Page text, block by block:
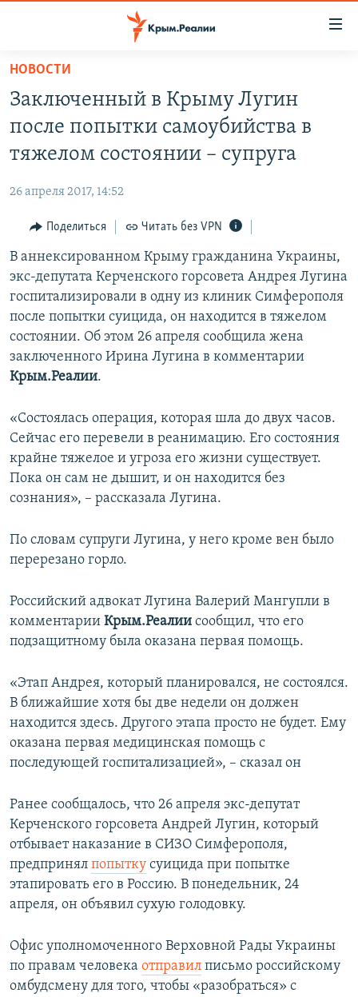
Вернуться
основному
содержанию
главной
навигации
Вернутся
поиску
11 ЛЕТ ОККУПАЦИИ КРЫМА. 11 ИСТОРИЙ СОПРОТИВЛЕНИЯ
ЕЩЕ
ИНТЕРАКТИВ
ИНФОГРАФИКА
ТЕЛЕПРОЕКТ КРЫМ.РЕАЛИИ
СОВЕТЫ ПРАВОЗАЩИТНИКОВ
ПРОПАВШИЕ БЕЗ ВЕСТИ
ПОБЕДИТЕЛЕЙ НЕ СУДЯТ?
ELIFBE
УКРАИНСКАЯ ПРОБЛЕМА КРЫМА
РАДІО СВОБОДА
КАК ОБОЙТИ БЛОКИРОВКУ
Українською
ПРИСОЕДИНЯЙТЕСЬ!
Все сайты RFE/RL
НОВОСТИ
Заключенный в Крыму Лугин
после попытки самоубийства в
тяжелом состоянии – супруга
26 апреля 2017, 14:52
Поделиться Читать без VPN
В аннексированном Крыму гражданина Украины,
экс-депутата Керченского горсовета Андрея Лугина
госпитализировали в одну из клиник Симферополя
после попытки суицида, он находится в тяжелом
состоянии. Об этом 26 апреля сообщила жена
заключенного Ирина Лугина в комментарии
Крым.Реалии.
«Состоялась операция, которая шла до двух часов.
Сейчас его перевели в реанимацию. Его состояния
крайне тяжелое и угроза его жизни существует.
Пока он сам не дышит, и он находится без
сознания», – рассказала Лугина.
По словам супруги Лугина, у него кроме вен было
перерезано горло.
Российский адвокат Лугина Валерий Мангупли в
комментарии Крым.Реалии сообщил, что его
подзащитному была оказана первая помощь.
«Этап Андрея, который планировался, не состоялся.
В ближайшие хотя бы две недели он должен
находится здесь. Другого этапа просто не будет. Ему
оказана первая медицинская помощь с
последующей госпитализацией», – сказал он
Ранее сообщалось, что 26 апреля экс-депутат
Керченского горсовета Андрей Лугин, который
отбывает наказание в СИЗО Симферополя,
предпринял попытку суицида при попытке
этапировать его в Россию. В понедельник, 24
апреля, он объявил сухую голодовку.
Офис уполномоченного Верховной Рады Украины
по правам человека отправил письмо российскому
омбудсмену для того, чтобы «разобраться» с